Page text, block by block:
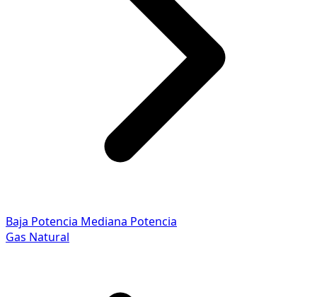
Baja Potencia Mediana Potencia
Gas Natural